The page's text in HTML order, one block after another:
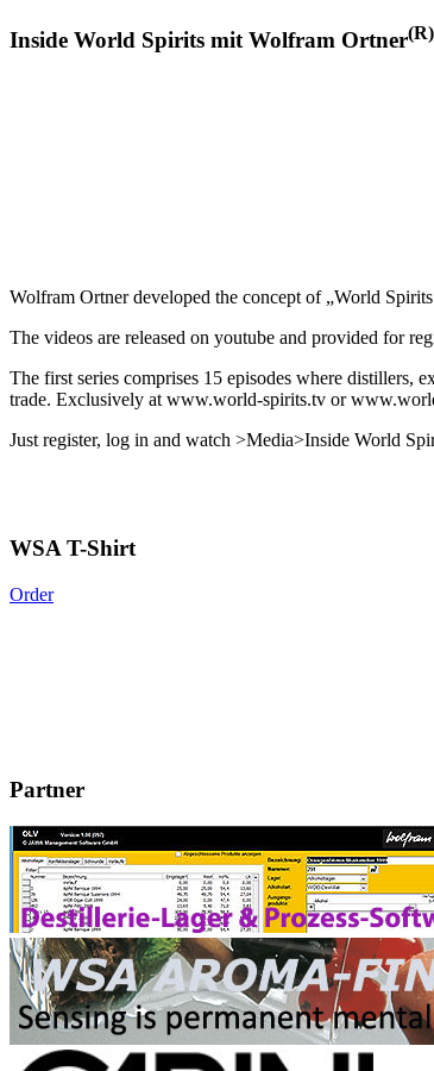
Inside World Spirits mit Wolfram Ortner(R)
Wolfram Ortner developed the concept of „World
The videos are released on youtube and provided for
The first series comprises 15 episodes where distillers,
trade. Exclusively at www.world-spirits.tv or
Just register, log in and watch >Media>Inside World
WSA T-Shirt
Order
Partner